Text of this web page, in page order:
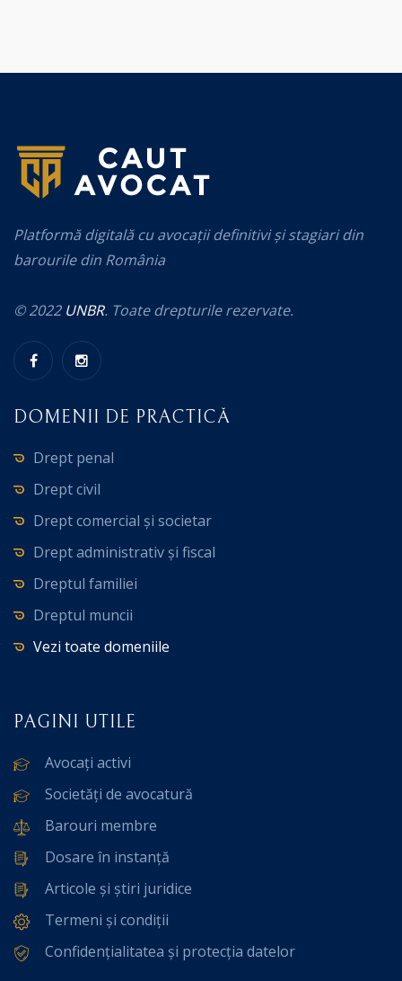
Platformă digitală cu avocații definitivi și stagiari din
barourile din România
© 2022 UNBR. Toate drepturile rezervate.
DOMENII DE PRACTICĂ
Drept penal
Drept civil
Drept comercial și societar
Drept administrativ și fiscal
Dreptul familiei
Dreptul muncii
Vezi toate domeniile
PAGINI UTILE
Avocați activi
Societăți de avocatură
Barouri membre
Dosare în instanță
Articole și știri juridice
Termeni și condiții
Confidențialitatea și protecția datelor